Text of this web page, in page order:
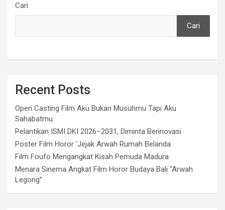
Cari
Cari
Recent Posts
Open Casting Film Aku Bukan Musuhmu Tapi Aku
Sahabatmu
Pelantikan ISMI DKI 2026–2031, Diminta Berinovasi
Poster Film Horor ‘Jejak Arwah Rumah Belanda
Film Foufo Mengangkat Kisah Pemuda Madura
Menara Sinema Angkat Film Horor Budaya Bali “Arwah
Legong”